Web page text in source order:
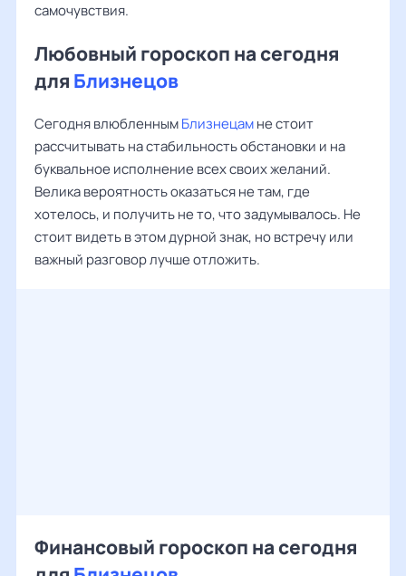
самочувствия.
Любовный гороскоп на сегодня
для Близнецов
Сегодня влюбленнымБлизнецамне стоит
рассчитывать на стабильность обстановки и на
буквальное исполнение всех своих желаний.
Велика вероятность оказаться не там, где
хотелось, и получить не то, что задумывалось. Не
стоит видеть в этом дурной знак, но встречу или
важный разговор лучше отложить.
Финансовый гороскоп на сегодня